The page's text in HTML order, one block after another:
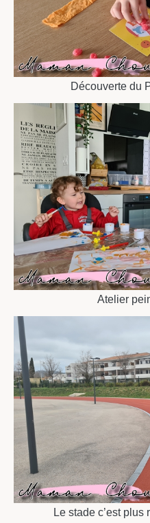
Découverte du
Atelier
Le stade c’est